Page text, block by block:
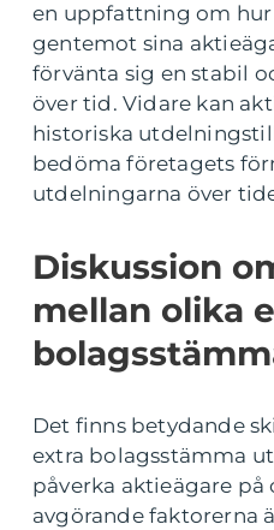
en uppfattning om
gentemot sina
förvänta sig en stabil
över tid. Vidare kan
historiska
bedöma företagets
utdelningarna över
Diskussion
mellan olika
Det finns betydande
extra bolagsstämma
påverka aktieägare på
avgörande faktorerna